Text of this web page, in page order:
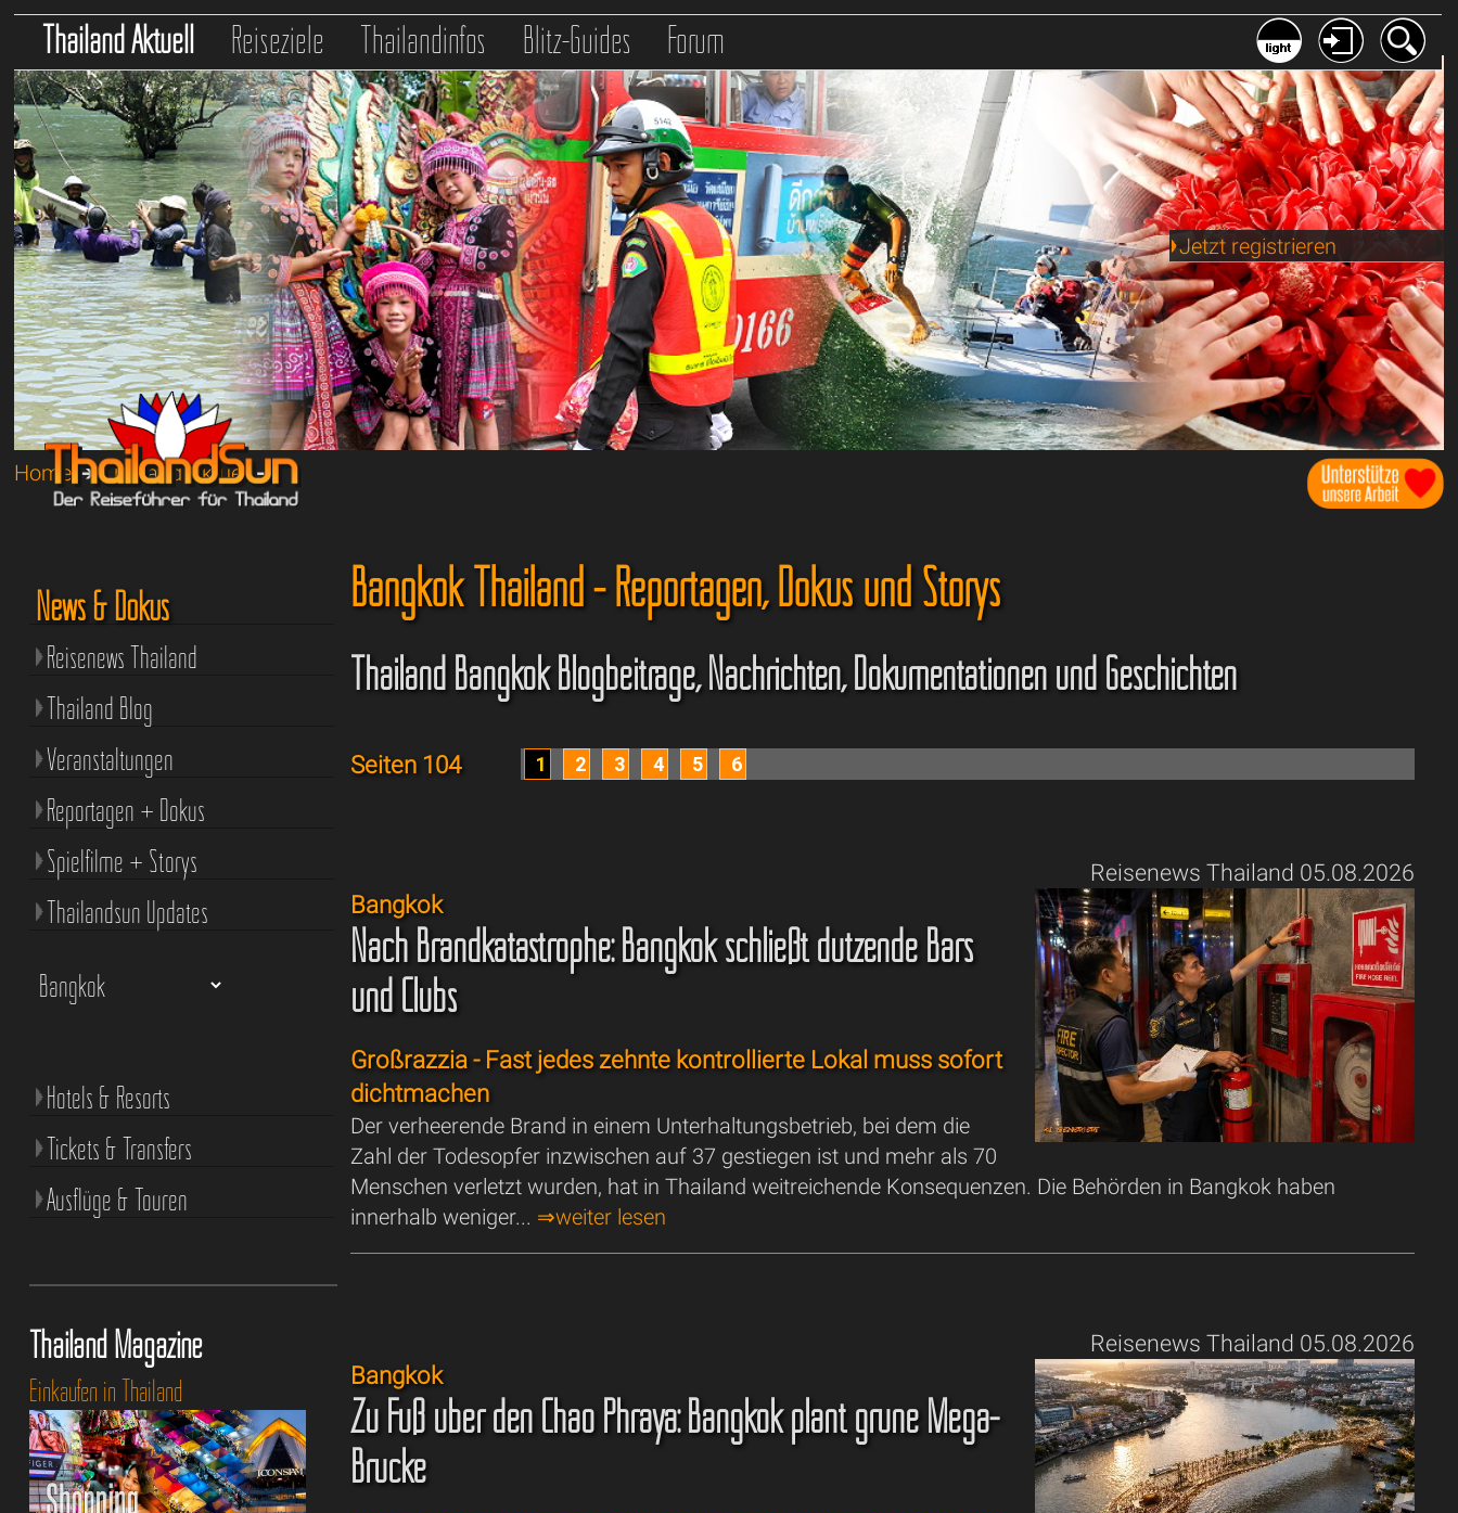
Thailand Aktuell Reiseziele Thailandinfos Blitz-Guides Forum
Jetzt registrieren
Home➔Thailand Aktuell➔
Bangkok Thailand - Reportagen, Dokus und Storys
Thailand Bangkok Blogbeiträge, Nachrichten, Dokumentationen und Geschichten
Seiten 104 1 2 3 4 5 6
Reisenews Thailand 05.08.2026
Bangkok
Nach Brandkatastrophe: Bangkok schließt dutzende Bars
und Clubs
Großrazzia - Fast jedes zehnte kontrollierte Lokal muss sofort
dichtmachen
Der verheerende Brand in einem Unterhaltungsbetrieb, bei dem die
Zahl der Todesopfer inzwischen auf 37 gestiegen ist und mehr als 70
Menschen verletzt wurden, hat in Thailand weitreichende Konsequenzen. Die Behörden in Bangkok haben
innerhalb weniger... ⇒weiter lesen
Reisenews Thailand 05.08.2026
Bangkok
Zu Fuß über den Chao Phraya: Bangkok plant grüne Mega-
Brücke
News & Dokus
Reisenews Thailand
Thailand Blog
Veranstaltungen
Reportagen + Dokus
Spielfilme + Storys
Thailandsun Updates
Hotels & Resorts
Tickets & Transfers
Ausflüge & Touren
Thailand Magazine
Einkaufen in Thailand